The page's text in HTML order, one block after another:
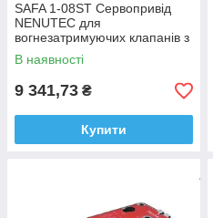
SAFA 1-08ST Сервопривід
NENUTEC для
вогнезатримуючих клапанів з
термодатчиком 8Nm 24v
В наявності
9 341,73 ₴
Купити